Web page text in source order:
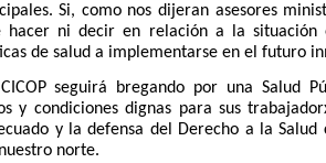
Si, como nos dijeran asesores
hacer ni decir en relación a la situación
de salud a implementarse en el futuro
seguirá bregando por una Salud
y condiciones dignas para sus
y la defensa del Derecho a la
norte.